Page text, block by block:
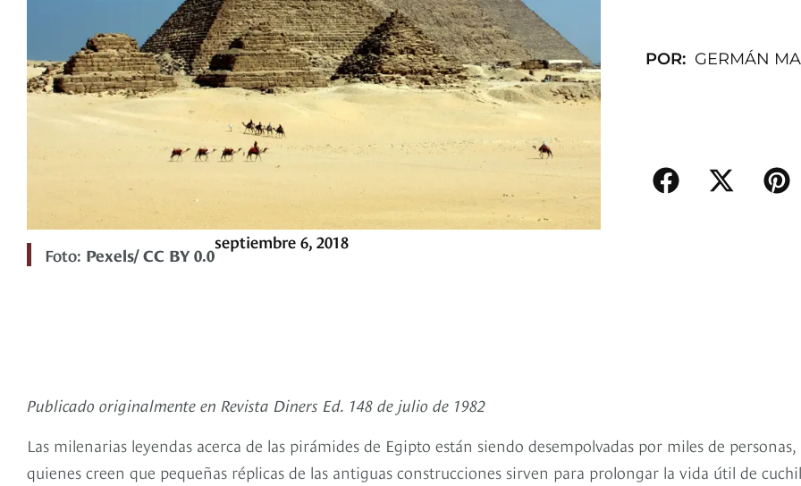
Foto: Pexels/ CC BY 0.0
septiembre 6, 2018
POR: GERMÁN
Publicado originalmente en Revista Diners Ed. 148 de julio de 1982
Las milenarias leyendas acerca de las pirámides de Egipto están siendo desempolvadas por miles de personas,
quienes creen que pequeñas réplicas de las antiguas construcciones sirven para prolongar la vida útil de